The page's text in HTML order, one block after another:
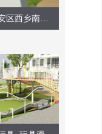
深圳市宝安区西乡南昌幼儿园（种植园、围墙）